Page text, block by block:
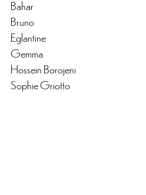
Bahar
Bruno
Eglantine
Gemma
Hossein Borojeni
Sophie Griotto